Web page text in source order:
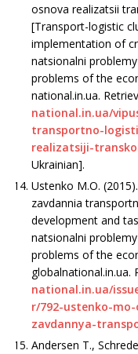
osnova realizatsii
[Transport-logistic
implementation of
natsionalni
problems of the
national.in.ua.
national.in.ua/
transportno-
realizatsiji-
Ukrainian].
Ustenko M.O.
zavdannia
development and
natsionalni
problems of the
globalnational.in.ua.
national.in.ua/
r/792-ustenko-
zavdannya-
Andersen T.,